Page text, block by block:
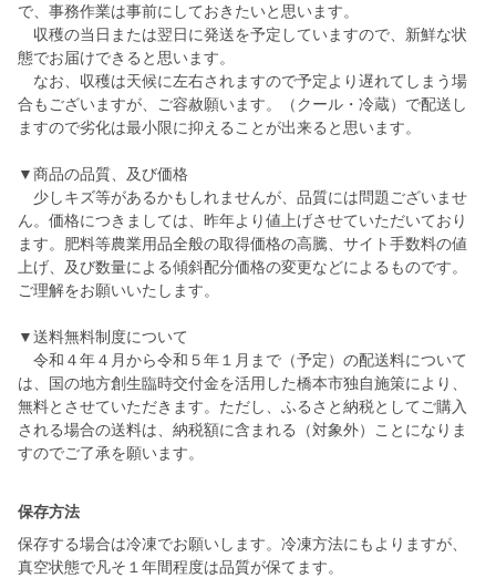
で、事務作業は事前にしておきたいと思います。
収穫の当日または翌日に発送を予定していますので、新鮮な状
態でお届けできると思います。
なお、収穫は天候に左右されますので予定より遅れてしまう場
合もございますが、ご容赦願います。（クール・冷蔵）で配送し
ますので劣化は最小限に抑えることが出来ると思います。
▼商品の品質、及び価格
少しキズ等があるかもしれませんが、品質には問題ございませ
ん。価格につきましては、昨年より値上げさせていただいており
ます。肥料等農業用品全般の取得価格の高騰、サイト手数料の値
上げ、及び数量による傾斜配分価格の変更などによるものです。
ご理解をお願いいたします。
▼送料無料制度について
令和４年４月から令和５年１月まで（予定）の配送料について
は、国の地方創生臨時交付金を活用した橋本市独自施策により、
無料とさせていただきます。ただし、ふるさと納税としてご購入
される場合の送料は、納税額に含まれる（対象外）ことになりま
保存方法
保存する場合は冷凍でお願いします。冷凍方法にもよりますが、
真空状態で凡そ１年間程度は品質が保てます。